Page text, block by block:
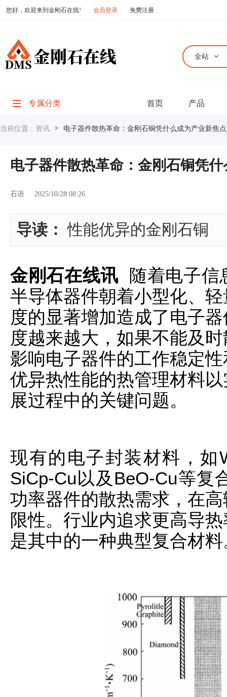
您好，欢迎来到金刚石在线! 会员登录 免费注册
全站
专属分类 首页 产品
当前位置： 资讯 > 电子器件散热革命：金刚石铜凭什么成为产业新焦点
电子器件散热革命：金刚石铜凭
石语 2025/10/28 08:26
导读： 性能优异的金刚石铜
金刚石在线讯 随着电子信
半导体器件朝着小型化、
度的显著增加造成了电子
度越来越大，如果不能及
影响电子器件的工作稳定
优异热性能的热管理材料
展过程中的关键问题。
现有的电子封装材料，如
SiCp-Cu以及BeO-Cu等复
功率器件的散热需求，在
限性。行业内追求更高导
是其中的一种典型复合材料